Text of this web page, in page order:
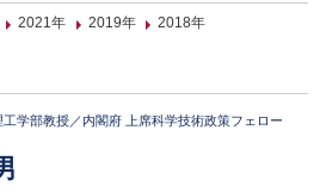
2021年 2019年 2018年
工学部教授／内閣府 上席科学技術政策フェロー